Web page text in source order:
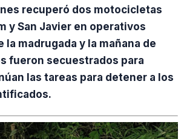
recuperó dos motocicletas
y San Javier en operativos
la madrugada y la mañana de
fueron secuestrados para
las tareas para detener a los